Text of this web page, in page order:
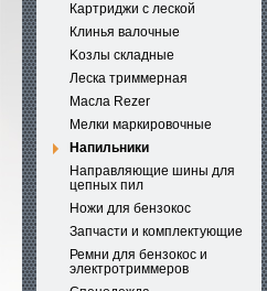
Картриджи с леской
Клинья валочные
Kозлы складные
Леска триммерная
Масла Rezer
Мелки маркировочные
Напильники
Направляющие шины для
цепных пил
Ножи для бензокос
Запчасти и комплектующие
Ремни для бензокос и
электротриммеров